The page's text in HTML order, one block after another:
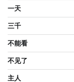
一天
三千
不能看
不见了
主人